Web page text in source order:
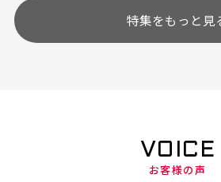
特集をもっと見
VOICE
お客様の声